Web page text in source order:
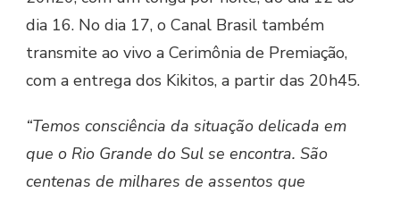
dia 16. No dia 17, o Canal Brasil também
transmite ao vivo a Cerimônia de Premiação,
com a entrega dos Kikitos, a partir das 20h45.
“Temos consciência da situação delicada em
que o Rio Grande do Sul se encontra. São
centenas de milhares de assentos que